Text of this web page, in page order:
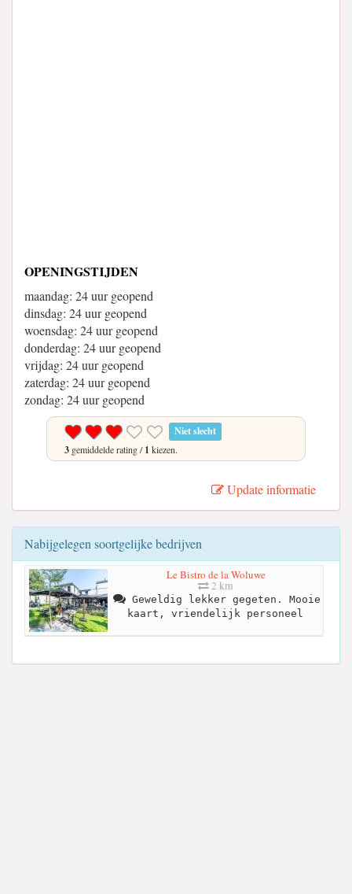
OPENINGSTIJDEN
maandag: 24 uur geopend
dinsdag: 24 uur geopend
woensdag: 24 uur geopend
donderdag: 24 uur geopend
vrijdag: 24 uur geopend
zaterdag: 24 uur geopend
zondag: 24 uur geopend
Niet slecht
3 gemiddelde rating /1 kiezen.
Update informatie
Nabijgelegen soortgelijke bedrijven
Le Bistro de la Woluwe
2 km
Geweldig lekker gegeten. Mooie
kaart, vriendelijk personeel